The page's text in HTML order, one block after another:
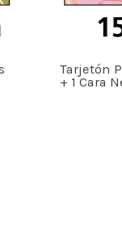
Tarjetón
+ 1 Cara